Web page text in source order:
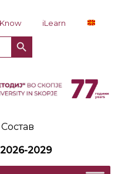
iLearn
Копче за пребарување
Состав
2029